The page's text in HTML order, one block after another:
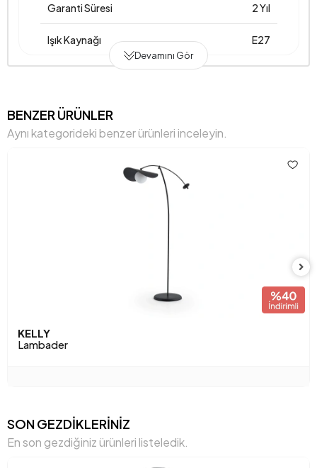
Garanti Süresi 2 Yıl
Işık Kaynağı E27
Kablo Uzunluğu (cm)
Net Boy (mm)
Devamını Gör
BENZER ÜRÜNLER
Aynı kategorideki benzer ürünleri inceleyin.
KELLY
Lambader
SON GEZDİKLERİNİZ
En son gezdiğiniz ürünleri listeledik.